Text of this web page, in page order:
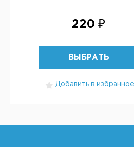
220 ₽
ВЫБРАТЬ
Добавить в избранное